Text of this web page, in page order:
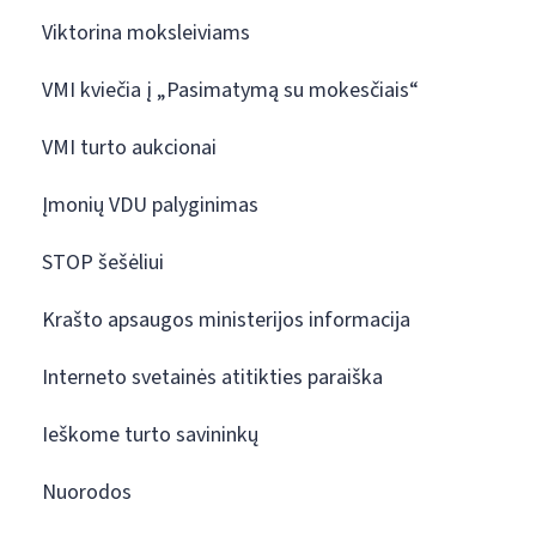
Viktorina moksleiviams
VMI kviečia į „Pasimatymą su mokesčiais“
VMI turto aukcionai
Įmonių VDU palyginimas
STOP šešėliui
Krašto apsaugos ministerijos informacija
Interneto svetainės atitikties paraiška
Ieškome turto savininkų
Nuorodos